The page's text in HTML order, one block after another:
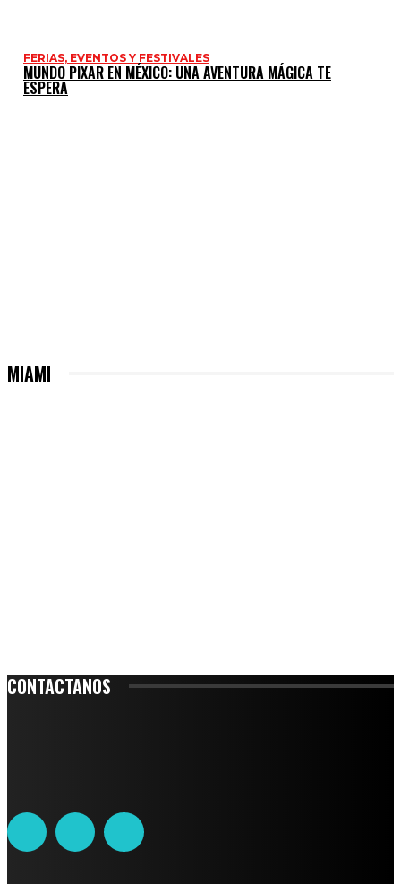
FERIAS, EVENTOS Y FESTIVALES
MUNDO PIXAR EN MÉXICO: UNA AVENTURA MÁGICA TE
ESPERA
MIAMI
CONTACTANOS